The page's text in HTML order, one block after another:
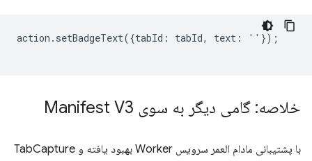
action . setBadgeText({tabId : tabId, text : '' });
خلاصه: گامی دیگر به سوی Manifest V3
با پشتیبانی مادام العمر سرویس Worker بهبود یافته و TabCapture